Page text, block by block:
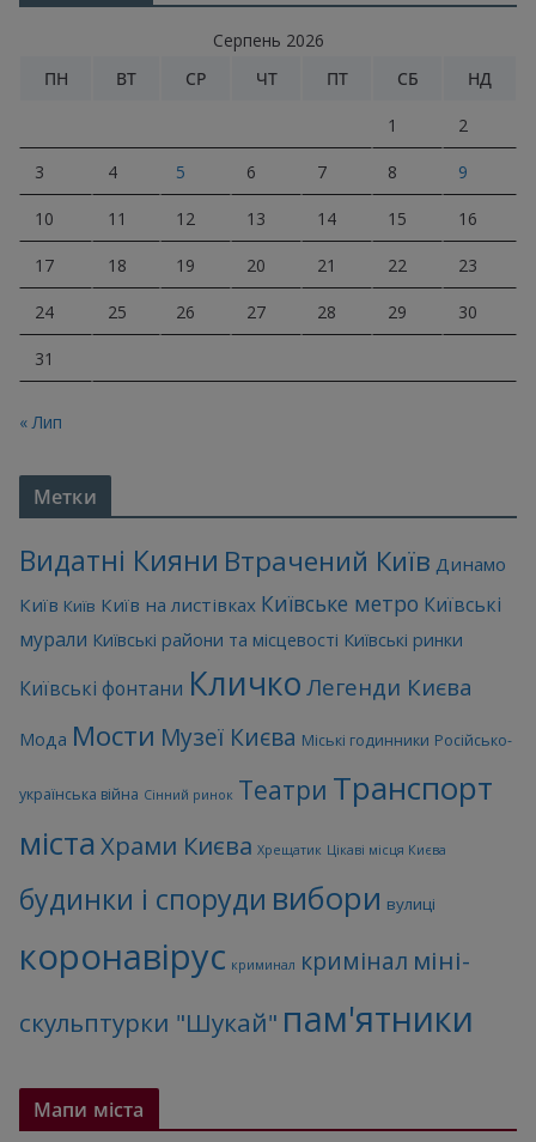
Серпень 2026
ПН
ВТ СР ЧТ ПТ СБ НД
1 2
3 4 5 6 7 8 9
10 11 12 13 14 15 16
17 18 19 20 21 22 23
24 25 26 27 28 29 30
31
« Лип
Метки
Видатні Кияни Втрачений Київ Динамо
Київ Київ Київ на листівках Київське метро Київські
мурали Київські райони та місцевості Київські ринки
Київські фонтани Кличко Легенди Києва
Мода Мости Музеї Києва Міські годинники Російсько-
українська війна Сінний ринок Театри Транспорт
міста Храми Києва Хрещатик Цікаві місця Києва
будинки і споруди вибори вулиці
коронавірус криминал кримінал міні-
скульптурки "Шукай" пам'ятники
Мапи міста